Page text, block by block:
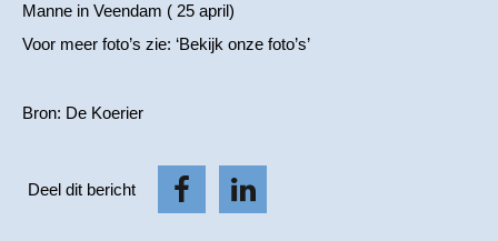
Manne in Veendam ( 25 april)
Voor meer foto’s zie: ‘Bekijk onze foto’s’
Bron: De Koerier
Deel dit bericht